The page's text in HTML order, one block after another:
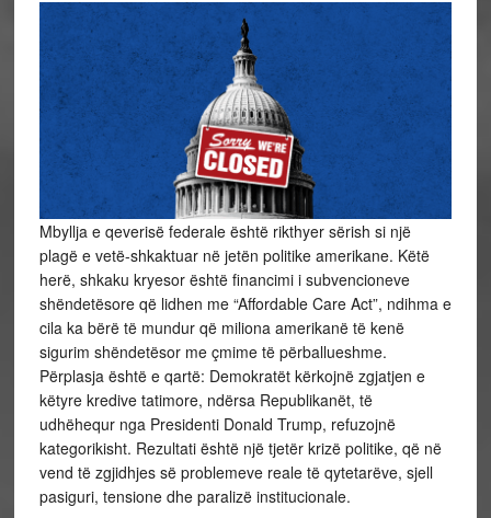
Mbyllja e qeverisë federale është rikthyer sërish si një
plagë e vetë-shkaktuar në jetën politike amerikane. Këtë
herë, shkaku kryesor është financimi i subvencioneve
shëndetësore që lidhen me “Affordable Care Act”, ndihma e
cila ka bërë të mundur që miliona amerikanë të kenë
sigurim shëndetësor me çmime të përballueshme.
Përplasja është e qartë: Demokratët kërkojnë zgjatjen e
këtyre kredive tatimore, ndërsa Republikanët, të
udhëhequr nga Presidenti Donald Trump, refuzojnë
kategorikisht. Rezultati është një tjetër krizë politike, që në
vend të zgjidhjes së problemeve reale të qytetarëve, sjell
pasiguri, tensione dhe paralizë institucionale.